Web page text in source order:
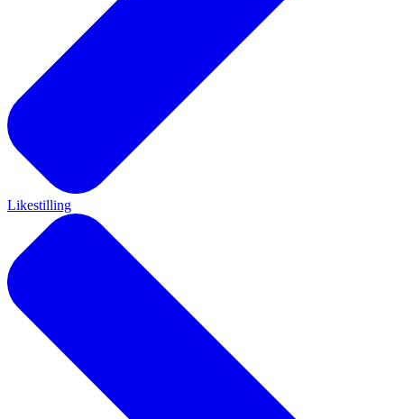
Likestilling